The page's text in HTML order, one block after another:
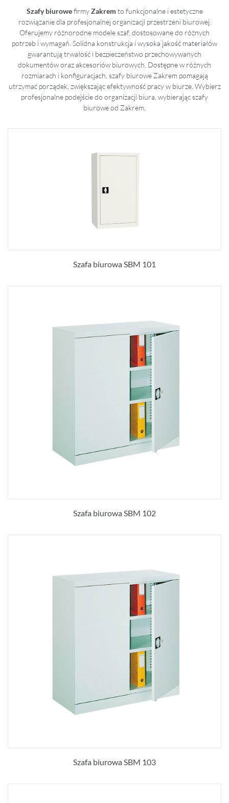
Szafy biurowefirmyZakrem to funkcjonalne i estetyczne
rozwiązanie dla profesjonalnej organizacji przestrzeni biurowej.
Oferujemy różnorodne modele szaf, dostosowane do różnych
potrzeb i wymagań. Solidna konstrukcja i wysoka jakość materiałów
gwarantują trwałość i bezpieczeństwo przechowywanych
dokumentów oraz akcesoriów biurowych. Dostępne w różnych
rozmiarach i konfiguracjach, szafy biurowe Zakrem pomagają
utrzymać porządek, zwiększając efektywność pracy w biurze. Wybierz
profesjonalne podejście do organizacji biura, wybierając szafy
biurowe od Zakrem.
Szafa biurowa SBM 101
Szafa biurowa SBM 102
Szafa biurowa SBM 103